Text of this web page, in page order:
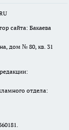
сайта: Бакаева
дом № 80, кв. 31
отдела: